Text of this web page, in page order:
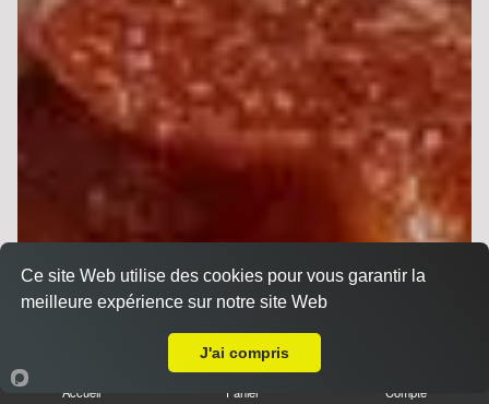
Accueil Panier Compte
Ce site Web utilise des cookies pour vous garantir la
meilleure expérience sur notre site Web
J'ai compris